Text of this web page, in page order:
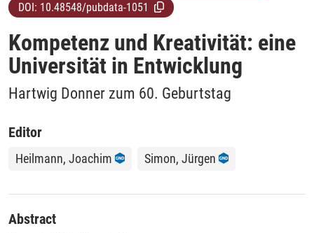
DOI: 10.48548/pubdata-1051
Kompetenz und Kreativität: eine
Universität in Entwicklung
Hartwig Donner zum 60. Geburtstag
Editor
Heilmann, Joachim Simon, Jürgen
Abstract